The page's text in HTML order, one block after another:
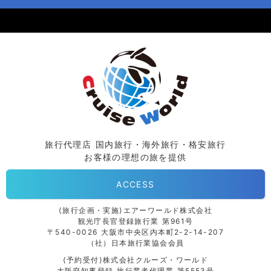
旅行代理店 国内旅行・海外旅行・格安旅行
お客様の理想の旅を提供
ACCESS
⟨旅行企画・実施⟩エアーワールド株式会社
観光庁長官登録旅行業 第961号
〒540-0026 大阪市中央区内本町2-2-14-207
（社）日本旅行業協会会員
⟨予約受付⟩株式会社クルーズ・ワールド